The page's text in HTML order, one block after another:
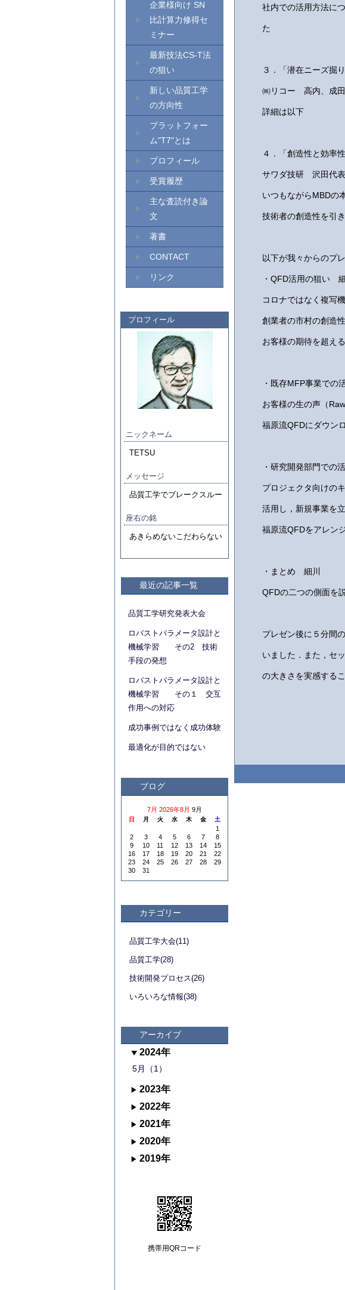
社内での活用方法に
た
３．「潜在ニーズ掘
㈱リコー 高内、成
詳細は以下
４．「創造性と効率
サワダ技研 沢田代
いつもながらMBDの
技術者の創造性を引
以下が我々からのプ
・QFD活用の狙い 細
コロナではなく複写
創業者の市村の創造
お客様の期待を超え
・既存MFP事業で
お客様の生の声（
福原流QFDにダウン
・研究開発部門での
プロジェクタ向けの
活用し，新規事業を
福原流QFDをアレン
・まとめ 細川
QFDの二つの側面を
プレゼン後に５分間
いました．また，セ
の大きさを実感する
企業様向け SN
比計算力修得セ
ミナー
最新技法CS-T法
の狙い
新しい品質工学
の方向性
プラットフォー
ム"T7"とは
プロフィール
受賞履歴
主な査読付き論
文
著書
CONTACT
リンク
プロフィール
ニックネーム
TETSU
メッセージ
品質工学でブレークスルー
座右の銘
あきらめないこだわらない
最近の記事一覧
品質工学研究発表大会
ロバストパラメータ設計と
機械学習 その2 技術
手段の発想
ロバストパラメータ設計と
機械学習 その１ 交互
作用への対応
成功事例ではなく成功体験
最適化が目的ではない
ブログ
7月 2026年8月 9月
日 月 火 水 木 金 土
1
2
3 4 5 6 7
8
9
10 11 12 13 14
15
16
17 18 19 20 21
22
23
24 25 26 27 28
29
30
31
カテゴリー
品質工学大会(11)
品質工学(28)
技術開発プロセス(26)
いろいろな情報(38)
アーカイブ
2024年
5月（1）
2023年
2022年
2021年
2020年
2019年
携帯用QRコード